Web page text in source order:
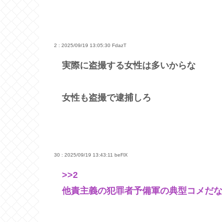
2 : 2025/09/19 13:05:30 FdazT
実際に盗撮する女性は多いからな
女性も盗撮で逮捕しろ
30 : 2025/09/19 13:43:11 beFlX
>>2
他責主義の犯罪者予備軍の典型コメだ